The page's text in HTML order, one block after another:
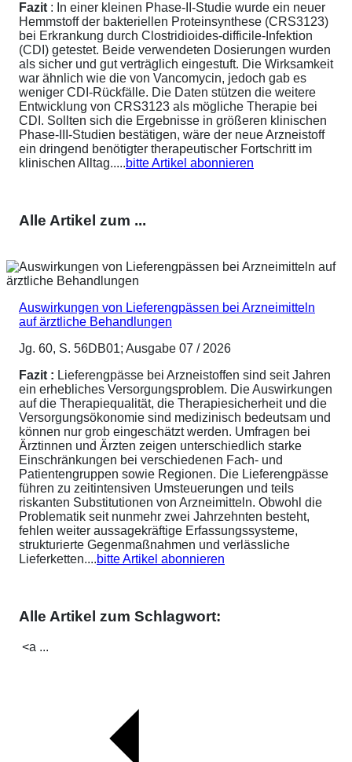
Fazit : In einer kleinen Phase-II-Studie wurde ein neuer
Hemmstoff der bakteriellen Proteinsynthese (CRS3123)
bei Erkrankung durch Clostridioides-difficile-Infektion
(CDI) getestet. Beide verwendeten Dosierungen wurden
als sicher und gut verträglich eingestuft. Die Wirksamkeit
war ähnlich wie die von Vancomycin, jedoch gab es
weniger CDI-Rückfälle. Die Daten stützen die weitere
Entwicklung von CRS3123 als mögliche Therapie bei
CDI. Sollten sich die Ergebnisse in größeren klinischen
Phase-III-Studien bestätigen, wäre der neue Arzneistoff
ein dringend benötigter therapeutischer Fortschritt im
klinischen Alltag.....bitte Artikel abonnieren
Alle Artikel zum ...
Auswirkungen von Lieferengpässen bei Arzneimitteln
auf ärztliche Behandlungen
Jg. 60, S. 56DB01; Ausgabe 07 / 2026
Fazit : Lieferengpässe bei Arzneistoffen sind seit Jahren
ein erhebliches Versorgungsproblem. Die Auswirkungen
auf die Therapiequalität, die Therapiesicherheit und die
Versorgungsökonomie sind medizinisch bedeutsam und
können nur grob eingeschätzt werden. Umfragen bei
Ärztinnen und Ärzten zeigen unterschiedlich starke
Einschränkungen bei verschiedenen Fach- und
Patientengruppen sowie Regionen. Die Lieferengpässe
führen zu zeitintensiven Umsteuerungen und teils
riskanten Substitutionen von Arzneimitteln. Obwohl die
Problematik seit nunmehr zwei Jahrzehnten besteht,
fehlen weiter aussagekräftige Erfassungssysteme,
strukturierte Gegenmaßnahmen und verlässliche
Lieferketten....bitte Artikel abonnieren
Alle Artikel zum Schlagwort:
<a ...